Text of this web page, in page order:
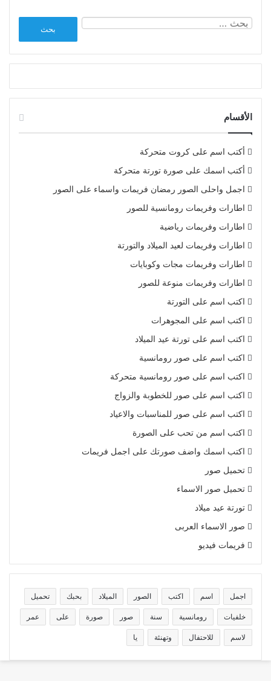
الأقسام
أكتب اسم على كروت متحركة
أكتب اسمك على صورة تورتة متحركة
اجمل واحلى الصور رمضان فريمات واسماء على الصور
اطارات وفريمات رومانسية للصور
اطارات وفريمات رياضية
اطارات وفريمات لعيد الميلاد والتورتة
اطارات وفريمات مجات وكوبايات
اطارات وفريمات منوعة للصور
اكتب اسم على التورتة
اكتب اسم على المجوهرات
اكتب اسم على تورتة عيد الميلاد
اكتب اسم على صور رومانسية
اكتب اسم على صور رومانسية متحركة
اكتب اسم على صور للخطوبة والزواج
اكتب اسم على صور للمناسبات والاعياد
اكتب اسم من تحب على الصورة
اكتب اسمك واضف صورتك على اجمل فريمات
تحميل صور
تحميل صور الاسماء
تورتة عيد ميلاد
صور الاسماء العربى
فريمات فيديو
اجمل اسم اكتب الصور الميلاد بحبك تحميل
خلفيات رومانسية سنة صور صورة على عمر
لاسم للاحتفال وتهنئة يا